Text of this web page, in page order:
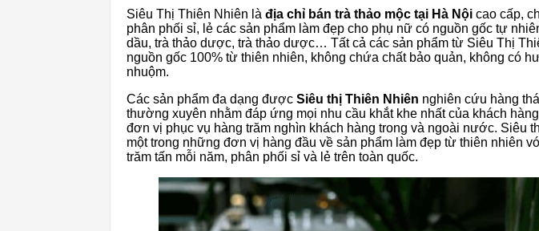
Siêu Thị Thiên Nhiên là địa chỉ bán trà thảo mộc tại Hà Nội cao cấp,
phân phối sỉ, lẻ các sản phẩm làm đẹp cho phụ nữ có nguồn gốc tự
dầu, trà thảo dược, trà thảo dược… Tất cả các sản phẩm từ Siêu Thị
nguồn gốc 100% từ thiên nhiên, không chứa chất bảo quản, không có
nhuộm.
Các sản phẩm đa dạng được Siêu thị Thiên Nhiên nghiên cứu hàng
thường xuyên nhằm đáp ứng mọi nhu cầu khắt khe nhất của khách
đơn vị phục vụ hàng trăm nghìn khách hàng trong và ngoài nước. Siêu
một trong những đơn vị hàng đầu về sản phẩm làm đẹp từ thiên nhiên
trăm tấn mỗi năm, phân phối sỉ và lẻ trên toàn quốc.